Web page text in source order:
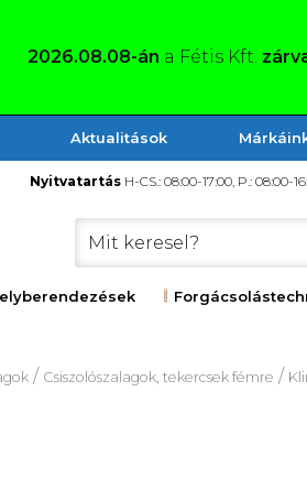
2026.08.08-án a Fétis Kft.
Aktualitások
Nyitvatartás H-CS.: 08:00-17:00, P.: 08:00-
/
Csiszolószalagok, tekercsek fémre
/